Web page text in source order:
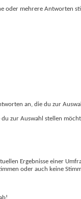
oder mehrere Antworten
an, die du zur
zur Auswahl stellen
Ergebnisse einer
oder auch keine